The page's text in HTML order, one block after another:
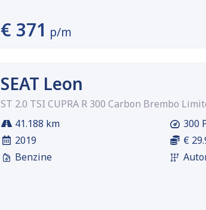
€ 371 p/m
SEAT Leon
ST 2.0 TSI CUPRA R 300 Carbon Brembo
41.188 km
2019
Benzine
300
€